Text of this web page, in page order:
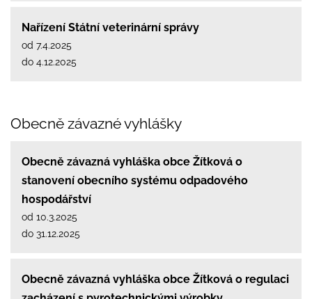
Nařízení Státní veterinární správy
od 7.4.2025
do 4.12.2025
Obecně závazné vyhlášky
Obecně závazná vyhláška obce Žítková o
stanovení obecního systému odpadového
hospodářství
od 10.3.2025
do 31.12.2025
Obecně závazná vyhláška obce Žítková o regulaci